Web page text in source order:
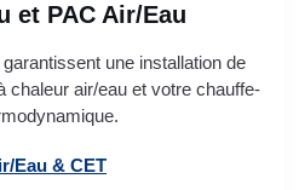
et PAC Air/Eau
une installation de
chaleur air/eau et votre chauffe-
Eau & CET